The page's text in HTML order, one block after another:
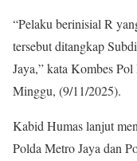
“Pelaku berinisial R
tersebut ditangkap
Jaya,” kata Kombes
Minggu, (9/11/2025).
Kabid Humas lanjut
Polda Metro Jaya dan